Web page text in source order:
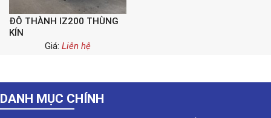
ĐÔ THÀNH IZ200 THÙNG
KÍN
Giá: Liên hệ
DANH MỤC CHÍNH